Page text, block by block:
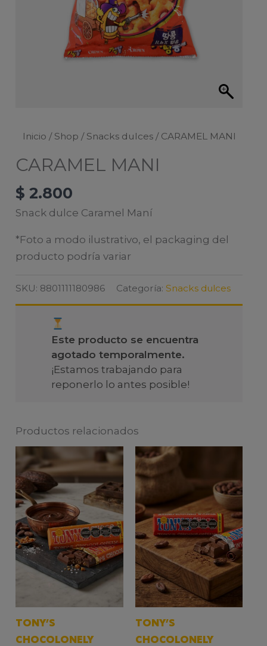
Inicio / Shop / Snacks dulces/ CARAMEL MANI
CARAMEL MANI
$ 2.800
Snack dulce Caramel Maní
*Foto a modo ilustrativo, el packaging del
producto podría variar
SKU: 8801111180986 Categoría:Snacks dulces
Este producto se encuentra
agotado temporalmente.
¡Estamos trabajando para
reponerlo lo antes posible!
Productos relacionados
TONY’S
CHOCOLONELY
TONY’S
CHOCOLONELY